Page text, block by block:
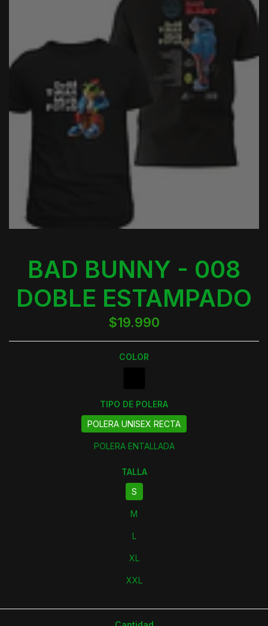
BAD BUNNY - 008
DOBLE ESTAMPADO
$19.990
COLOR
TIPO DE POLERA
POLERA UNISEX RECTA
POLERA ENTALLADA
TALLA
S
M
L
XL
XXL